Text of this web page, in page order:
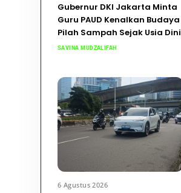
Gubernur DKI Jakarta Minta
Guru PAUD Kenalkan Budaya
Pilah Sampah Sejak Usia Dini
SAVINA MUDZALIFAH
6 Agustus 2026